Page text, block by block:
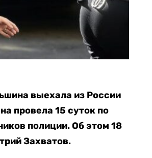
выехала из России
провела 15 суток по
полиции. Об этом 18
Захватов.